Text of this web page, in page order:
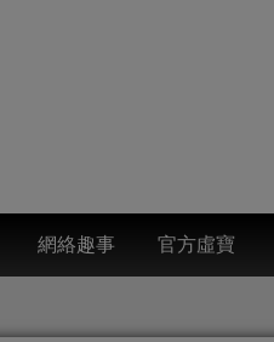
網絡趣事 官方虛寶